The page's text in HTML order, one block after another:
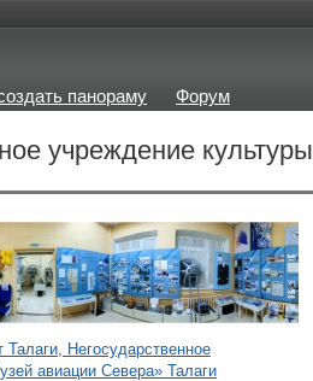
панораму Форум
учреждение культуры
Талаги, Негосударственное
авиации Севера» Талаги